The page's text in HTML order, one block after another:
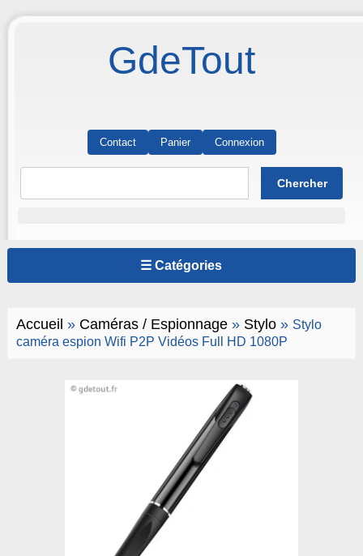
GdeTout
Contact Panier Connexion
☰ Catégories
Accueil » Caméras / Espionnage» Stylo» Stylo
caméra espion Wifi P2P Vidéos Full HD 1080P